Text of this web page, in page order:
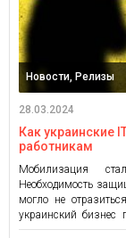
Новости, Релизы
28.03.2024
Как украинские
работникам
Мобилизация
Необходимость
могло не
украинский бизнес
Резиденты